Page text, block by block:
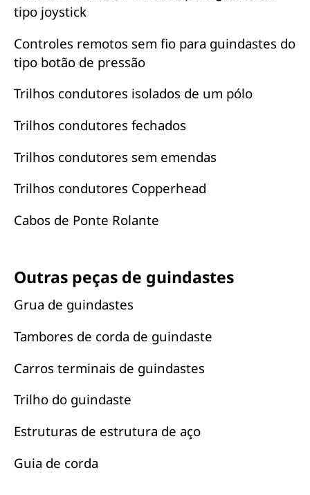
tipo joystick
Controles remotos sem fio para guindastes do
tipo botão de pressão
Trilhos condutores isolados de um pólo
Trilhos condutores fechados
Trilhos condutores sem emendas
Trilhos condutores Copperhead
Cabos de Ponte Rolante
Outras peças de guindastes
Grua de guindastes
Tambores de corda de guindaste
Carros terminais de guindastes
Trilho do guindaste
Estruturas de estrutura de aço
Guia de corda